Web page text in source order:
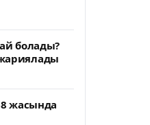
болады?
жасында